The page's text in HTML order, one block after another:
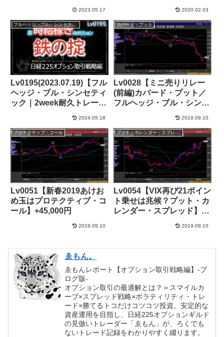
2023.05.17 2020.02.03
フルヘッジ・ブル・シンセティック
Lv0195(2023.07.19)【フル
ヘッジ・ブル・シンセティ
ック｜2week耐久トレー
2024.05.18
カバード・プット
Lv0028【ミニ売りリレー
(前編)カバード・プット／
フルヘッジ・ブル・シンセ
2019.09.10
プロテクティブ・コール
Lv0051【新春2019あけお
め玉はプロテクティブ・コ
ール】+45,000円
2019.09.10
プット・カレンダー・スプレッド
Lv0054【VIX再び21ポイン
ト乗せは兆候？プット・カ
レンダー・スプレッド】
2019.09.10
ゑもん。
ゑもんレポート【オプション取引戦略編】-ブ
ログ版-
オプション取引の最適解とは？＝スマイルカ
ーブ×スプレッド戦略×ボラティリティ・トレ
ード×勝てるトコだけコツコツ投資。安定的な
資産運用を目指し、日経225オプションギルド
の見倣いトレーダー「ゑもん」が、ろくでも
ないトレード記録をわかりやすく綴ります。